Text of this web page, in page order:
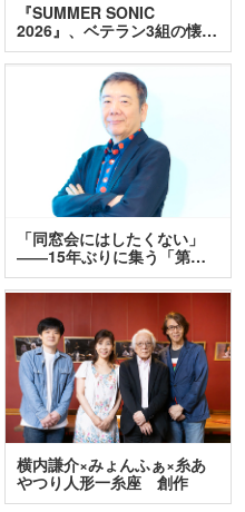
『SUMMER SONIC
2026』、ベテラン3組の懐…
「同窓会にはしたくない」
――15年ぶりに集う「第…
横内謙介×みょんふぁ×糸あ
やつり人形一糸座 創作
人…